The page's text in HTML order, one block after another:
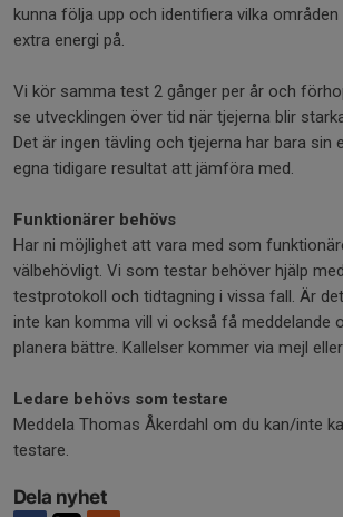
kunna följa upp och identifiera vilka områden
extra energi på.
Vi kör samma test 2 gånger per år och
se utvecklingen över tid när tjejerna blir
Det är ingen tävling och tjejerna har bara sin
egna tidigare resultat att jämföra med.
Funktionärer behövs
Har ni möjlighet att vara med som
välbehövligt. Vi som testar behöver hjälp
testprotokoll och tidtagning i vissa fall. Är
inte kan komma vill vi också få meddelande
planera bättre. Kallelser kommer via mejl
Ledare behövs som testare
Meddela Thomas Åkerdahl om du kan/inte
testare.
Dela nyhet